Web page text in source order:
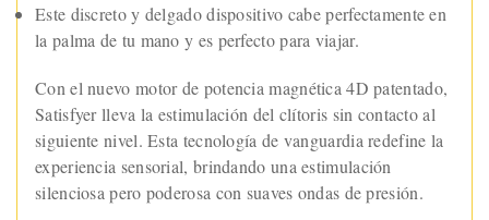
Este discreto y delgado dispositivo cabe perfectamente en
la palma de tu mano y es perfecto para viajar.
Con el nuevo motor de potencia magnética 4D patentado,
Satisfyer lleva la estimulación del clítoris sin contacto al
siguiente nivel. Esta tecnología de vanguardia redefine la
experiencia sensorial, brindando una estimulación
silenciosa pero poderosa con suaves ondas de presión.